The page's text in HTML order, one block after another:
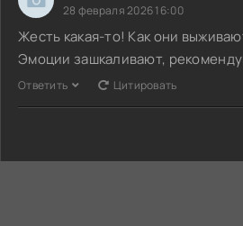
28 февраля 2026 16:00
Жесть какая-то! Как они
Эмоции зашкаливают,
Ответить Цитировать